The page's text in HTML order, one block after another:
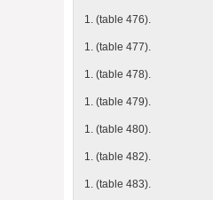
1. (table 476).
1. (table 477).
1. (table 478).
1. (table 479).
1. (table 480).
1. (table 482).
1. (table 483).